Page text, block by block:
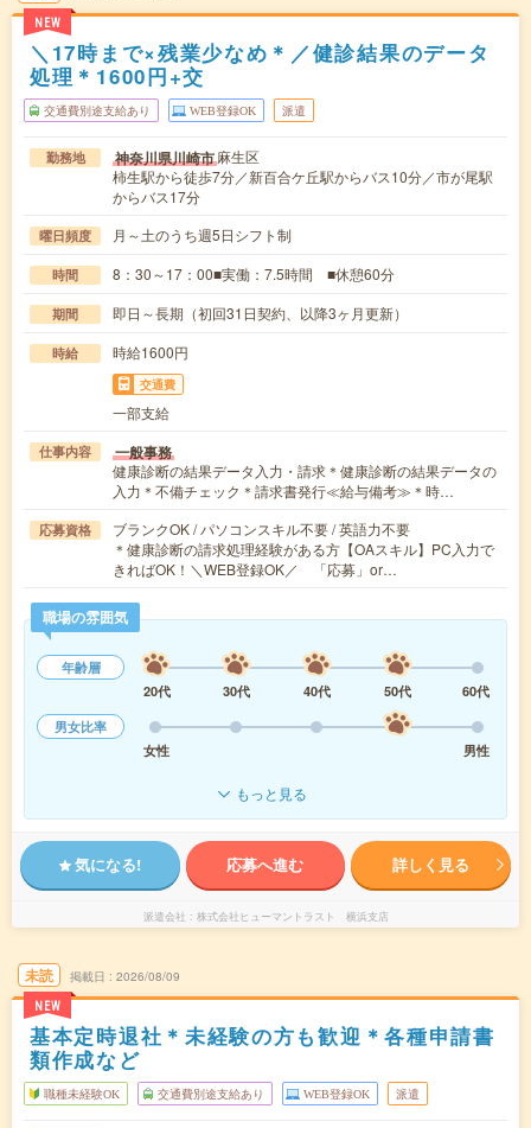
NEW
＼17時まで×残業少なめ＊／健診結果のデータ
処理＊1600円+交
交通費別途支給あり WEB登録OK 派遣
勤務地 神奈川県川崎市麻生区
柿生駅から徒歩7分／新百合ケ丘駅からバス10分／市が尾駅
からバス17分
曜日頻度 月～土のうち週5日シフト制
時間 8：30～17：00■実働：7.5時間 ■休憩60分
期間 即日～長期（初回31日契約、以降3ヶ月更新）
時給 時給1600円
交通費
一部支給
仕事内容 一般事務
健康診断の結果データ入力・請求＊健康診断の結果データの
入力＊不備チェック＊請求書発行≪給与備考≫＊時…
応募資格
ブランクOK / パソコンスキル不要 / 英語力不要
＊健康診断の請求処理経験がある方【OAスキル】PC入力で
きればOK！＼WEB登録OK／ 「応募」or…
職場の雰囲気
年齢層
20代
30代 40代 50代
60代
男女比率
女性
男性
もっと見る
気になる! 応募へ進む 詳しく見る
派遣会社 株式会社ヒューマントラスト 横浜支店
未読
NEW
掲載日 2026/08/09
基本定時退社＊未経験の方も歓迎＊各種申請書
類作成など
職種未経験OK 交通費別途支給あり WEB登録OK 派遣